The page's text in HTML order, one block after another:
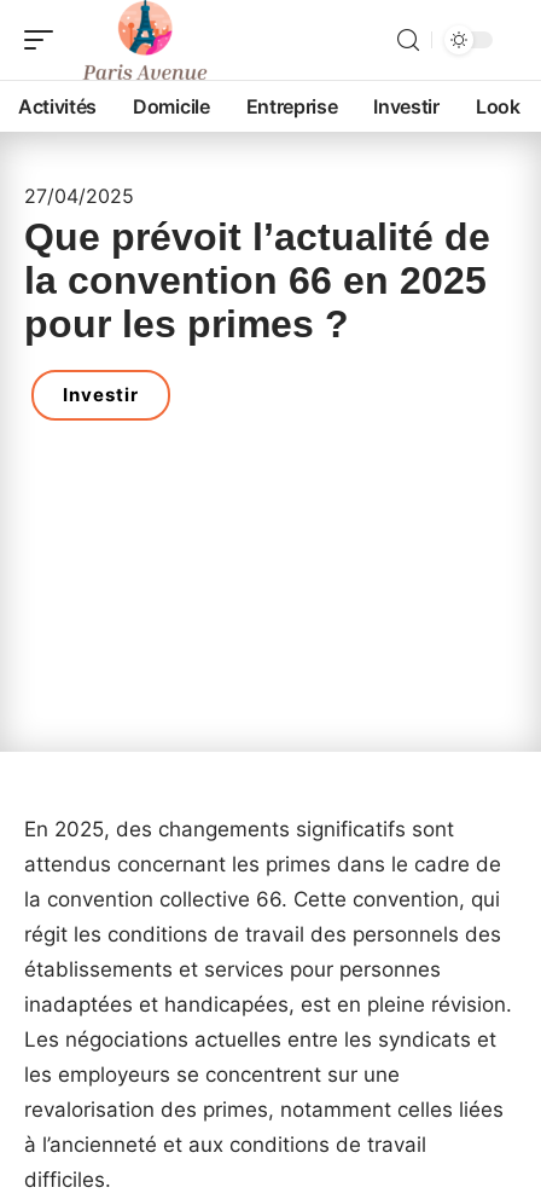
Activités Domicile Entreprise Investir Look
27/04/2025
Que prévoit l’actualité de
la convention 66 en 2025
pour les primes ?
Investir
En 2025, des changements significatifs sont
attendus concernant les primes dans le cadre de
la convention collective 66. Cette convention, qui
régit les conditions de travail des personnels des
établissements et services pour personnes
inadaptées et handicapées, est en pleine révision.
Les négociations actuelles entre les syndicats et
les employeurs se concentrent sur une
revalorisation des primes, notamment celles liées
à l’ancienneté et aux conditions de travail
difficiles.